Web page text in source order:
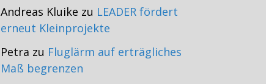
Andreas Kluike zu LEADER fördert
erneut Kleinprojekte
Petra zu Fluglärm auf erträgliches
Maß begrenzen